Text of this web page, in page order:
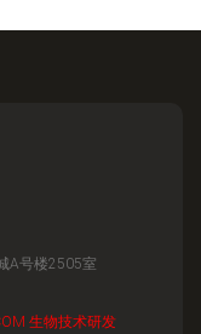
A号楼2505室
生物技术研发